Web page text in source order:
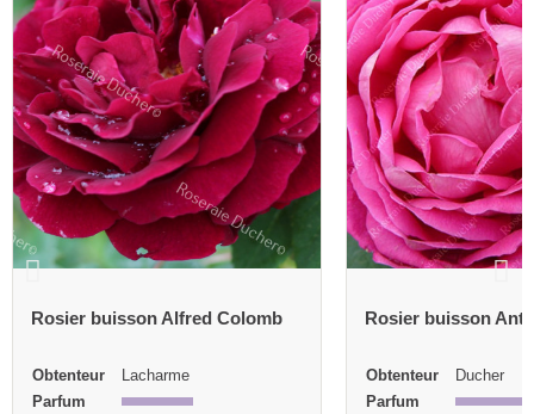
Rosier buisson Alfred Colomb
Obtenteur
Lacharme
Parfum
Rosier buisson
Obtenteur
Ducher
Parfum